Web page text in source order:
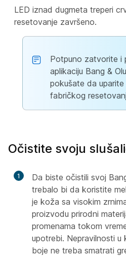
LED iznad dugmeta treperi
resetovanje završeno.
Potpuno zatvorite i
aplikaciju Bang &
pokušate da
fabričkog
Očistite svoju
1
Da biste očistili svoj
trebalo bi da koristite
je koža sa visokim
proizvodu prirodni
promenama tokom
upotrebi. Nepravilnosti u
boje ne treba smatrati